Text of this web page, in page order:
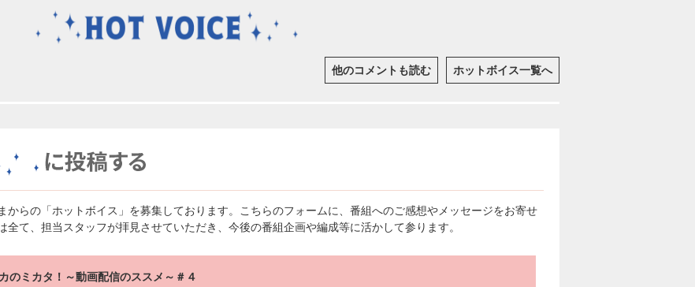
他のコメントも読む ホットボイス一覧へ
からの「ホットボイス」を募集しております。こちらのフォームに、番組へのご感想やメッセージをお寄せ
全て、担当スタッフが拝見させていただき、今後の番組企画や編成等に活かして参ります。
のミカタ！～動画配信のススメ～＃４